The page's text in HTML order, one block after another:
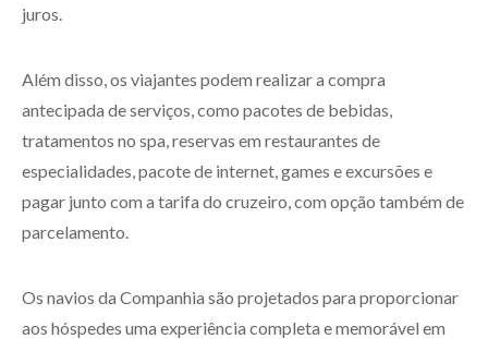
juros.
Além disso, os viajantes podem realizar a compra
antecipada de serviços, como pacotes de bebidas,
tratamentos no spa, reservas em restaurantes de
especialidades, pacote de internet, games e excursões e
pagar junto com a tarifa do cruzeiro, com opção também de
parcelamento.
Os navios da Companhia são projetados para proporcionar
aos hóspedes uma experiência completa e memorável em